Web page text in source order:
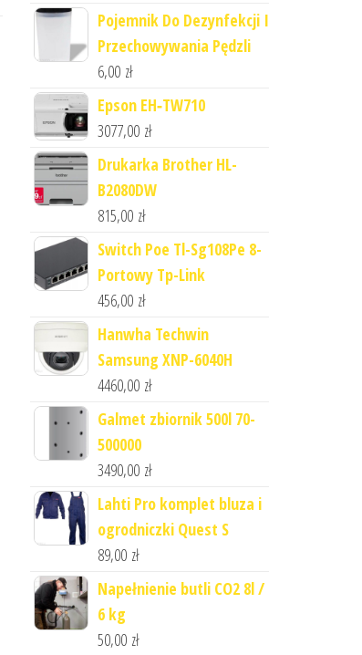
Pojemnik Do Dezynfekcji I
Przechowywania Pędzli
6,00 zł
Epson EH‑TW710
3077,00 zł
Drukarka Brother HL-
B2080DW
815,00 zł
Switch Poe Tl-Sg108Pe 8-
Portowy Tp-Link
456,00 zł
Hanwha Techwin
Samsung XNP-6040H
4460,00 zł
Galmet zbiornik 500l 70-
500000
3490,00 zł
Lahti Pro komplet bluza i
ogrodniczki Quest S
89,00 zł
Napełnienie butli CO2 8l /
6 kg
50,00 zł